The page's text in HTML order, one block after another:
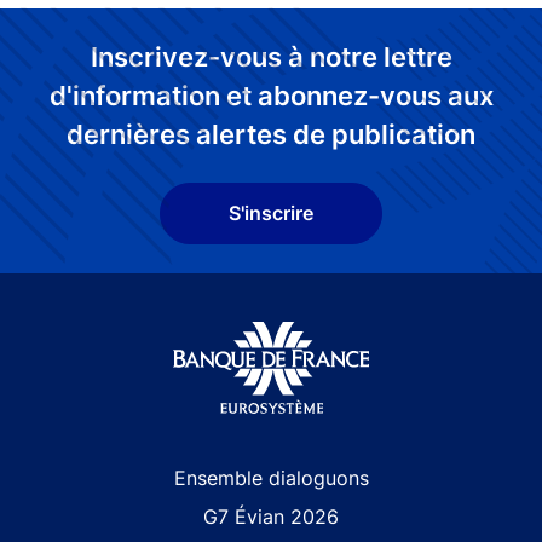
Inscrivez-vous à notre lettre
d'information et abonnez-vous aux
dernières alertes de publication
S'inscrire
Ensemble dialoguons
G7 Évian 2026